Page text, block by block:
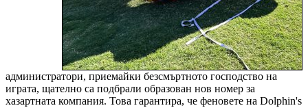
администратори, приемайки безсмъртното господство на
играта, щателно са подбрали образован нов номер за
хазартната компания. Това гарантира, че феновете на Dolphin's